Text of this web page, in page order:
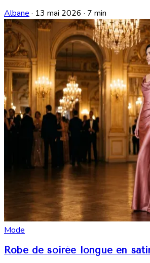
Albane · 13 mai 2026 · 7 min
Mode
Robe de soirée longue en